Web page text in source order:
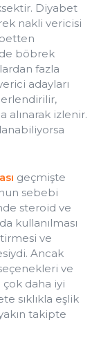
Diyabet
nakli vericisi
böbrek
fazla
adayları
alınarak izlenir.
geçmişte
sebebi
steroid ve
kullanılması
ve
Ancak
ve
daha iyi
sıklıkla eşlik
takipte